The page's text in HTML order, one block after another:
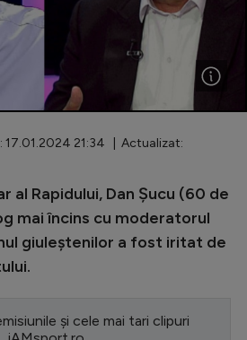
League
League
17.01.2024 21:34 | Actualizat:
al Rapidului, Dan Șucu (60 de
mai încins cu moderatorul
giuleștenilor a fost iritat de
și cele mai tari clipuri